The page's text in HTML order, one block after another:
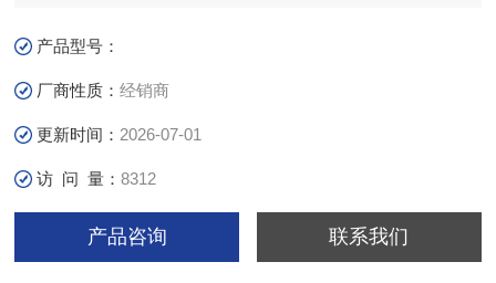
产品型号：
厂商性质：经销商
更新时间： 2026-07-01
访 问 量：8312
产品咨询 联系我们